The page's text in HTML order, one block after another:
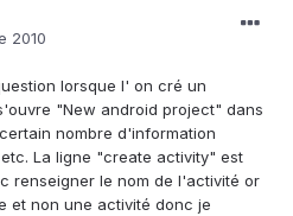
2010
lorsque l' on cré un
"New android project" dans
nombre d'information
La ligne "create activity" est
renseigner le nom de l'activité or
et non une activité donc je